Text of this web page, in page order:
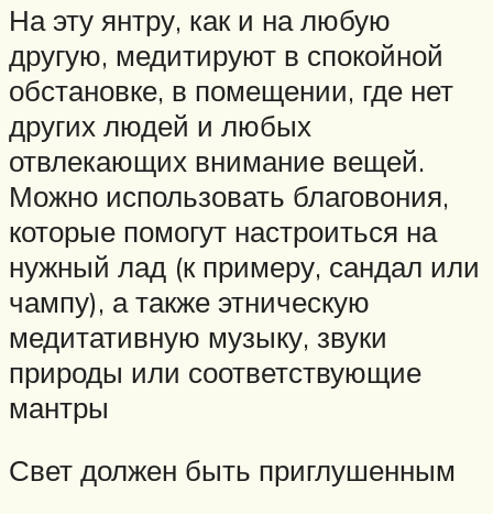
На эту янтру, как и на любую
другую, медитируют в спокойной
обстановке, в помещении, где нет
других людей и любых
отвлекающих внимание вещей.
Можно использовать благовония,
которые помогут настроиться на
нужный лад (к примеру, сандал или
чампу), а также этническую
медитативную музыку, звуки
природы или соответствующие
мантры
Свет должен быть приглушенным